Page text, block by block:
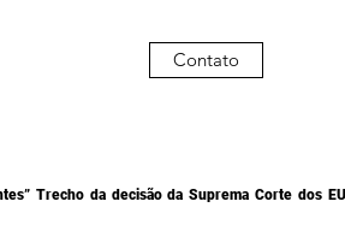
Trecho da decisão da Suprema Corte dos
Contato